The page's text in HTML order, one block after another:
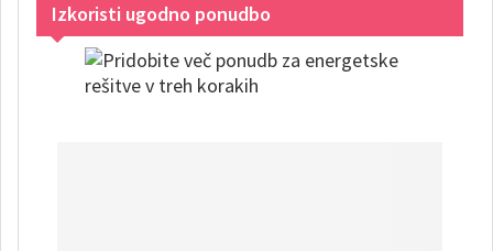
Izkoristi ugodno ponudbo